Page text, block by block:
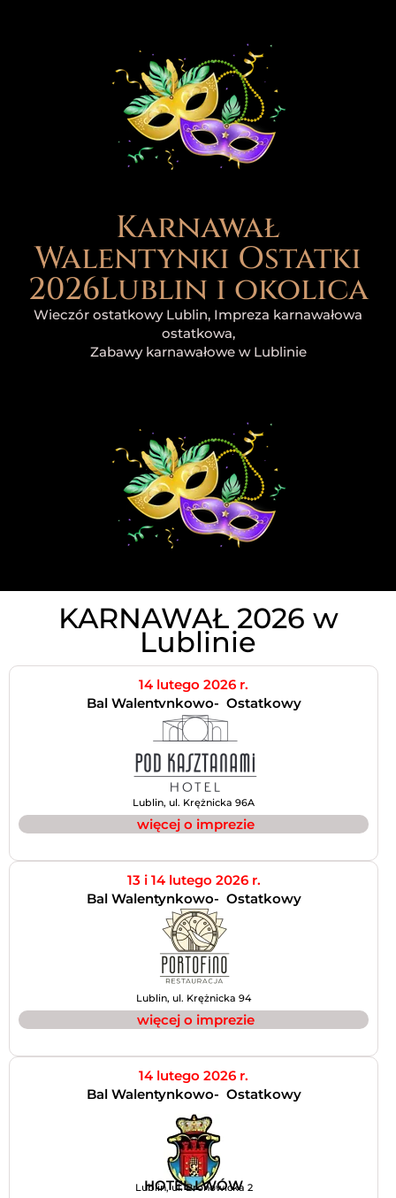
Karnawał
Walentynki Ostatki
2026Lublin i okolica
Wieczór ostatkowy Lublin, Impreza karnawałowa
ostatkowa,
Zabawy karnawałowe w Lublinie
KARNAWAŁ 2026 w
Lublinie
14 lutego 2026 r.
Bal Walentynkowo- Ostatkowy
Lublin, ul. Krężnicka 96A
więcej o imprezie
13 i 14 lutego 2026 r.
Bal Walentynkowo- Ostatkowy
Lublin, ul. Krężnicka 94
więcej o imprezie
14 lutego 2026 r.
Bal Walentynkowo- Ostatkowy
HOTEL LWÓW
Lublin, ul. Bronowicka 2